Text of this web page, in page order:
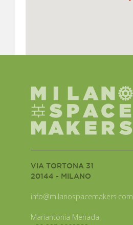
VIA TORTONA 31
20144 - MILANO
info@milanospacemakers.com
Mariantonia Menada